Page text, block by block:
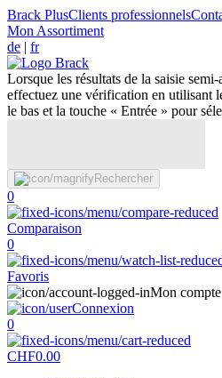
Brack PlusClients professionnels
Mon Assortiment
de | fr
Lorsque les résultats de la saisie
effectuez une vérification en utilisant
le bas et la touche « Entrée » pour
Rechercher
0
Comparaison
0
Favoris
Mon compte
Connexion
0
CHF0.00